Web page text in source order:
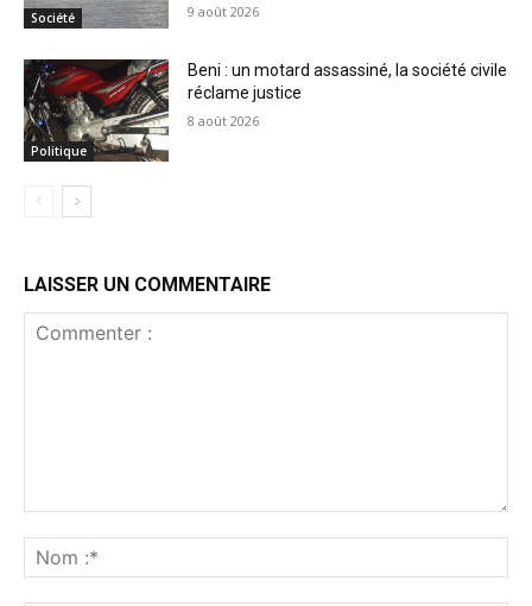
Société 9 août 2026
Politique
Beni : un motard assassiné, la société civile
réclame justice
8 août 2026
LAISSER UN COMMENTAIRE
:*